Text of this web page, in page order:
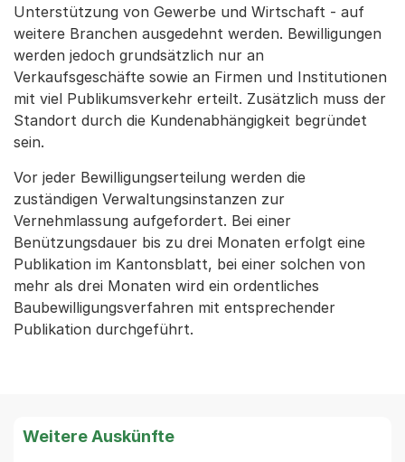
Unterstützung von Gewerbe und Wirtschaft - auf
weitere Branchen ausgedehnt werden. Bewilligungen
werden jedoch grundsätzlich nur an
Verkaufsgeschäfte sowie an Firmen und Institutionen
mit viel Publikumsverkehr erteilt. Zusätzlich muss der
Standort durch die Kundenabhängigkeit begründet
sein.
Vor jeder Bewilligungserteilung werden die
zuständigen Verwaltungsinstanzen zur
Vernehmlassung aufgefordert. Bei einer
Benützungsdauer bis zu drei Monaten erfolgt eine
Publikation im Kantonsblatt, bei einer solchen von
mehr als drei Monaten wird ein ordentliches
Baubewilligungsverfahren mit entsprechender
Publikation durchgeführt.
Weitere Auskünfte